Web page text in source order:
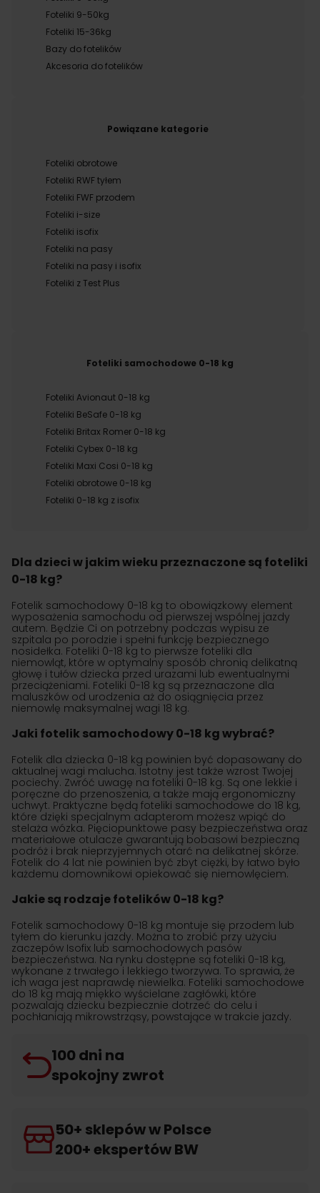
Foteliki 9-50kg
Foteliki 15-36kg
Bazy do fotelików
Akcesoria do fotelików
Powiązane kategorie
Foteliki obrotowe
Foteliki RWF tyłem
Foteliki FWF przodem
Foteliki i-size
Foteliki isofix
Foteliki na pasy
Foteliki na pasy i isofix
Foteliki z Test Plus
Foteliki samochodowe 0-18 kg
Foteliki Avionaut 0-18 kg
Foteliki BeSafe 0-18 kg
Foteliki Britax Romer 0-18 kg
Foteliki Cybex 0-18 kg
Foteliki Maxi Cosi 0-18 kg
Foteliki obrotowe 0-18 kg
Foteliki 0-18 kg z isofix
Dla dzieci w jakim wieku przeznaczone są foteliki
0-18 kg?
Fotelik samochodowy 0-18 kg to obowiązkowy element
wyposażenia samochodu od pierwszej wspólnej jazdy
autem. Będzie Ci on potrzebny podczas wypisu ze
szpitala po porodzie i spełni funkcję bezpiecznego
nosidełka. Foteliki 0-18 kg to pierwsze foteliki dla
niemowląt, które w optymalny sposób chronią delikatną
głowę i tułów dziecka przed urazami lub ewentualnymi
przeciążeniami. Foteliki 0-18 kg są przeznaczone dla
maluszków od urodzenia aż do osiągnięcia przez
niemowlę maksymalnej wagi 18 kg.
Jaki fotelik samochodowy 0-18 kg wybrać?
Fotelik dla dziecka 0-18 kg powinien być dopasowany do
aktualnej wagi malucha. Istotny jest także wzrost Twojej
pociechy. Zwróć uwagę na foteliki 0-18 kg. Są one lekkie i
poręczne do przenoszenia, a także mają ergonomiczny
uchwyt. Praktyczne będą foteliki samochodowe do 18 kg,
które dzięki specjalnym adapterom możesz wpiąć do
stelaża wózka. Pięciopunktowe pasy bezpieczeństwa oraz
materiałowe otulacze gwarantują bobasowi bezpieczną
podróż i brak nieprzyjemnych otarć na delikatnej skórze.
Fotelik do 4 lat nie powinien być zbyt ciężki, by łatwo było
każdemu domownikowi opiekować się niemowlęciem.
Jakie są rodzaje fotelików 0-18 kg?
Fotelik samochodowy 0-18 kg montuje się przodem lub
tyłem do kierunku jazdy. Można to zrobić przy użyciu
zaczepów Isofix lub samochodowych pasów
bezpieczeństwa. Na rynku dostępne są foteliki 0-18 kg,
wykonane z trwałego i lekkiego tworzywa. To sprawia, że
ich waga jest naprawdę niewielka. Foteliki samochodowe
do 18 kg mają miękko wyścielane zagłówki, które
pozwalają dziecku bezpiecznie dotrzeć do celu i
pochłaniają mikrowstrząsy, powstające w trakcie jazdy.
100 dni na
spokojny zwrot
50+ sklepów w Polsce
200+ ekspertów BW